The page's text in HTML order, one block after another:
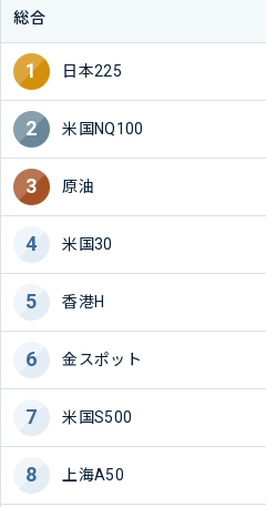
総合
日本225
米国NQ100
原油
米国30
香港H
金スポット
米国S500
上海A50